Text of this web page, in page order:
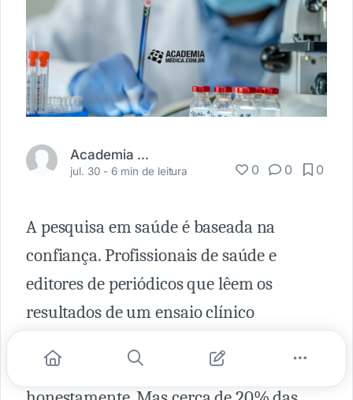
Academia Médica
jul. 30 -6 min de leitura 0 0 0
A pesquisa em saúde é baseada na
confiança. Profissionais de saúde e
editores de periódicos que lêem os
resultados de um ensaio clínico
os resultados foram relatados